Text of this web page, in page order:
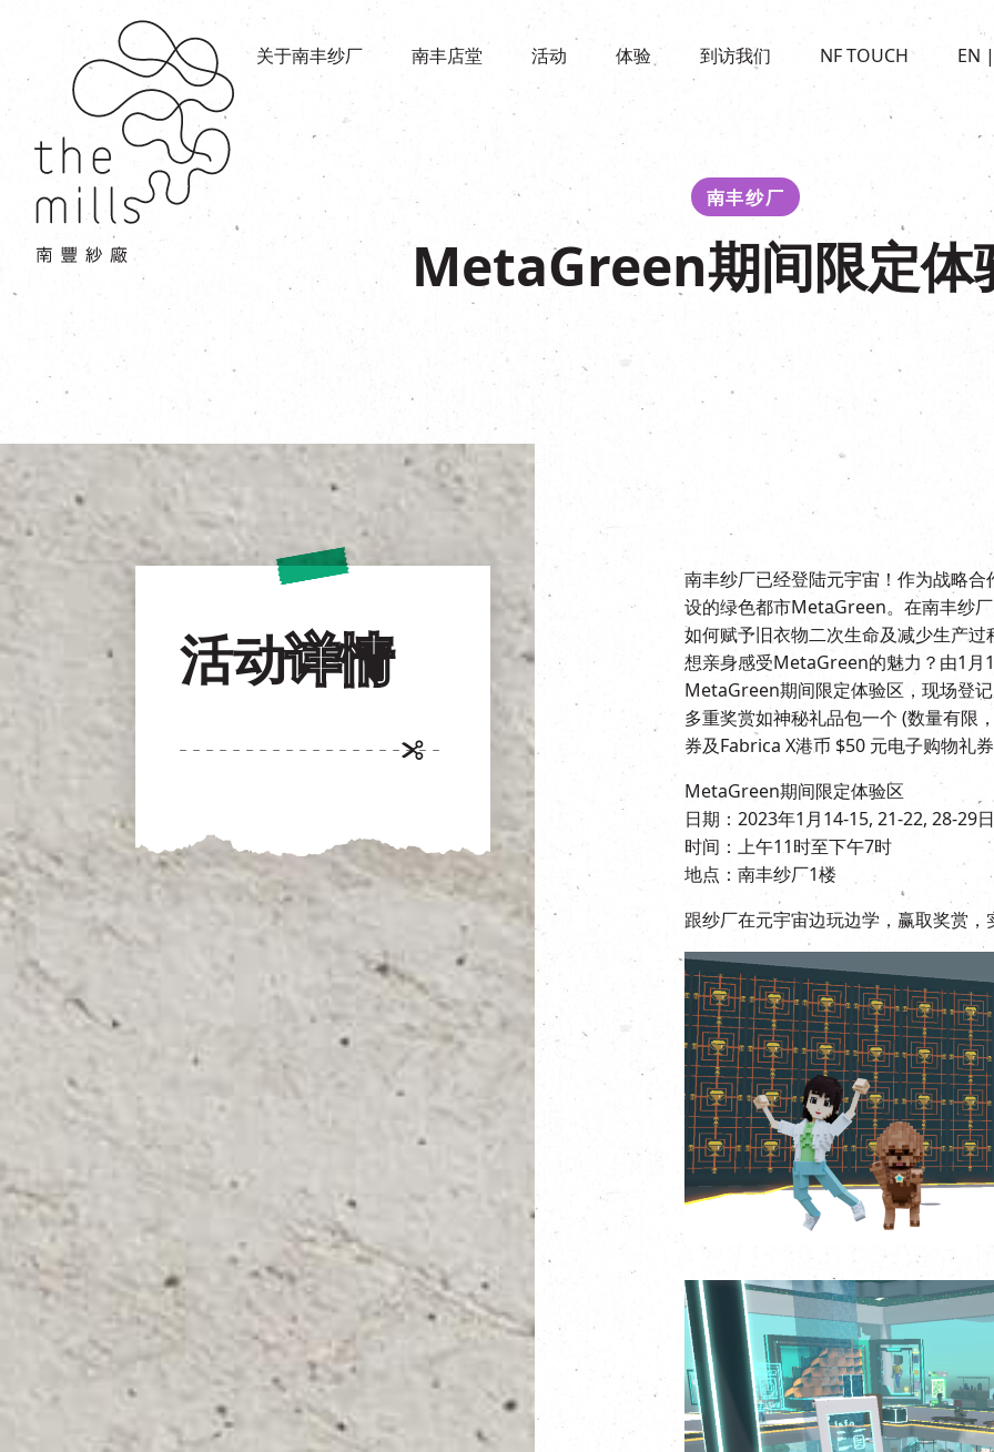
关于南丰纱厂
传承与历史
愿景
媒体中心
南丰店堂
商店
活动
世界之約
体验
走进南丰纱厂
CHAT六厂
到访我们
开放时间及位置
穿梭巴士服务
NF TOUCH EN
南丰纱厂
MetaGreen期间限定体
活动详情
南丰纱厂已经登陆元宇宙！作为战略
设的绿色都市MetaGreen。在南丰纱
如何赋予旧衣物二次生命及减少生产
想亲身感受MetaGreen的魅力？由1月
MetaGreen期间限定体验区，现场登
多重奖赏如神秘礼品包一个 (数量有限
券及Fabrica X港币 $50 元电子购物礼
MetaGreen期间限定体验区
日期：2023年1月14-15, 21-22, 28-29
时间：上午11时至下午7时
地点：南丰纱厂1楼
跟纱厂在元宇宙边玩边学，赢取奖赏，